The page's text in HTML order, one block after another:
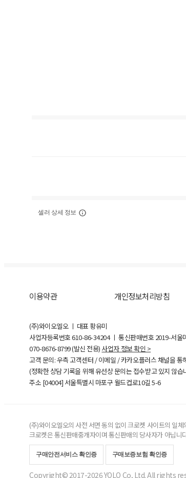
셀러 상세 정보
이용약관 개인정보처리방침
(주)와이오엘오 ㅣ 대표 황유미
사업자등록번호610-86-34204ㅣ 통신판매번호 2019-서울
070-8676-8799 (발신 전용) 사업자 정보 확인 >
고객 문의: 우측 고객센터 / 이메일 / 카카오플러스 채널을 통
(정확한 상담 기록을 위해 유선상 문의는 접수받고 있지 않습
주소 [04004] 서울특별시 마포구 월드컵로10길5-6
(주)와이오엘오의 사전 서면 동의 없이 크로켓 사이트의 일
크로켓은 통신판매중개자이며 통신판매의 당사자가 아닙
구매안전서비스 확인증 구매보증보험 확인증
Copyright© 2017-2026 YOLO Co, Ltd. All rights